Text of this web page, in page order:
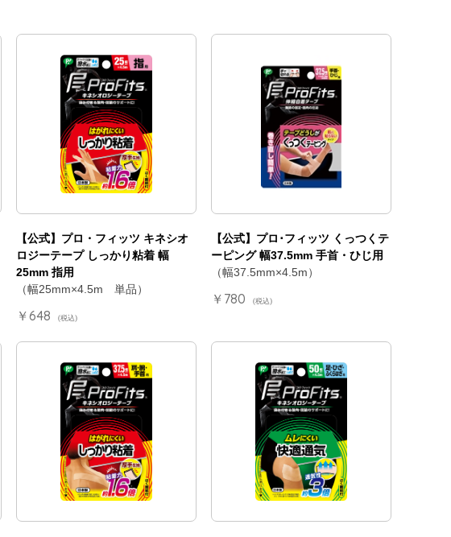
【公式】プロ・フィッツ キネシオ
ロジーテープ しっかり粘着 幅
25mm 指用
（幅25mm×4.5m 単品）
￥648 (税込)
【公式】プロ･フィッツ くっつくテ
ーピング 幅37.5mm 手首・ひじ用
（幅37.5mm×4.5m）
￥780 (税込)